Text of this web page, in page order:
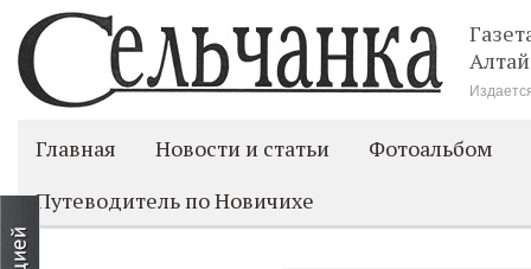
Главная Новости и статьи
Фотоальбом
Путеводитель по Новичихе